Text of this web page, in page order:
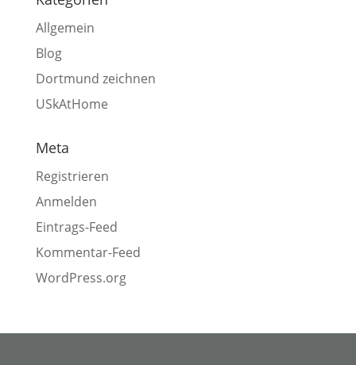
Allgemein
Blog
Dortmund zeichnen
USkAtHome
Meta
Registrieren
Anmelden
Eintrags-Feed
Kommentar-Feed
WordPress.org